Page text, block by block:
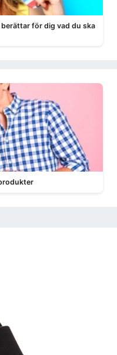
för dig vad du ska